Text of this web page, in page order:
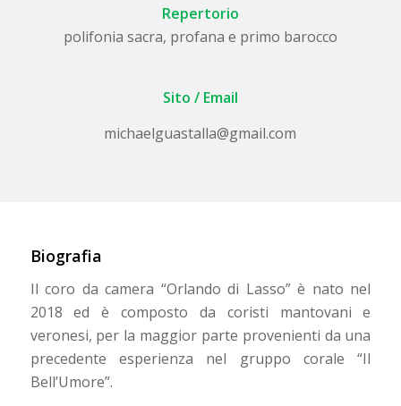
Repertorio
polifonia sacra, profana e primo barocco
Sito / Email
michaelguastalla@gmail.com
Biografia
Il coro da camera “Orlando di Lasso” è nato nel
2018 ed è composto da coristi mantovani e
veronesi, per la maggior parte provenienti da una
precedente esperienza nel gruppo corale “Il
Bell’Umore”.